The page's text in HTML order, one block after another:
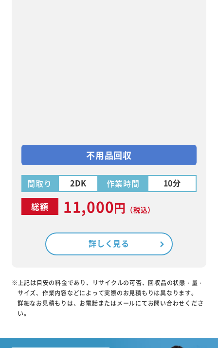
不用品回収
間取り 2DK 作業時間 10分
総額 11,000円 （税込）
詳しく見る
※上記は目安の料金であり、リサイクルの可否、回収品の状態・量・
サイズ、作業内容などによって実際のお見積もりは異なります。
詳細なお見積もりは、お電話またはメールにてお問い合わせくださ
い。